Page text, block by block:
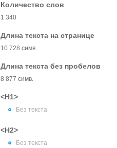
Количество слов
1 340
Длина текста на странице
10 728 симв.
Длина текста без пробелов
8 877 симв.
<H1>
Без текста
<H2>
Без текста